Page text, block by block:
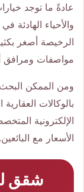
عادةً ما توجد
والأحياء الهادئة
الرخيصة أصغر
مواصفات ومرافق
ومن الممكن
بالوكالات
الإلكترونية
الأسعار مع البائعين.
شقق